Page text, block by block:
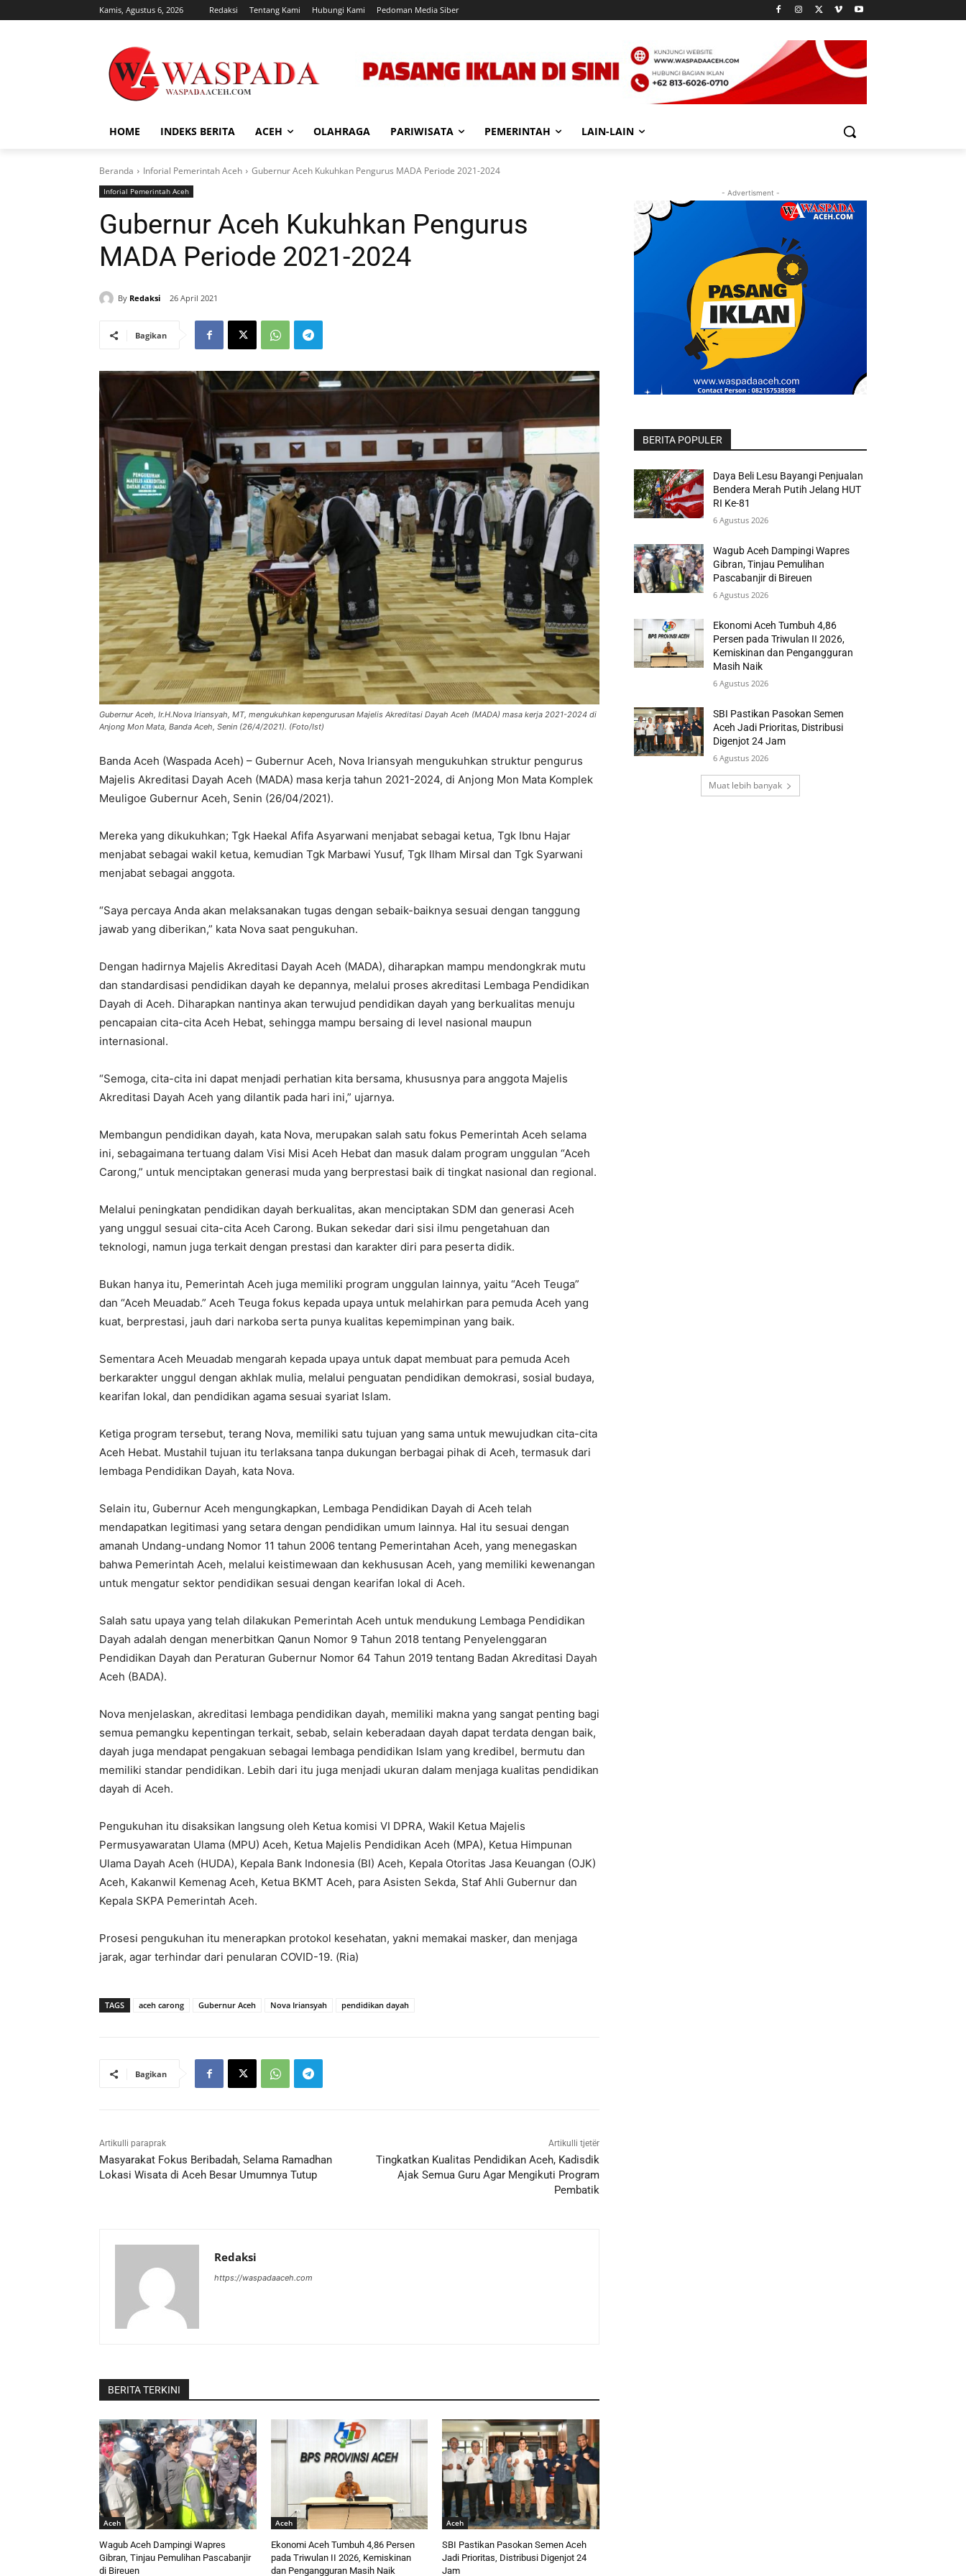
Kamis, Agustus 6, 2026 Redaksi Tentang Kami Hubungi Kami Pedoman Media Siber
HOME INDEKS BERITA ACEH OLAHRAGA PARIWISATA PEMERINTAH LAIN-LAIN
Beranda Inforial Pemerintah Aceh Gubernur Aceh Kukuhkan Pengurus MADA Periode 2021-2024
Inforial Pemerintah Aceh
Gubernur Aceh Kukuhkan Pengurus
MADA Periode 2021-2024
By Redaksi 26 April 2021
Bagikan
Gubernur Aceh, Ir.H.Nova Iriansyah, MT, mengukuhkan kepengurusan Majelis Akreditasi Dayah Aceh (MADA) masa kerja 2021-2024 di
Anjong Mon Mata, Banda Aceh, Senin (26/4/2021). (Foto/Ist)
Banda Aceh (Waspada Aceh) – Gubernur Aceh, Nova Iriansyah mengukuhkan struktur pengurus
Majelis Akreditasi Dayah Aceh (MADA) masa kerja tahun 2021-2024, di Anjong Mon Mata Komplek
Meuligoe Gubernur Aceh, Senin (26/04/2021).
Mereka yang dikukuhkan; Tgk Haekal Afifa Asyarwani menjabat sebagai ketua, Tgk Ibnu Hajar
menjabat sebagai wakil ketua, kemudian Tgk Marbawi Yusuf, Tgk Ilham Mirsal dan Tgk Syarwani
menjabat sebagai anggota.
“Saya percaya Anda akan melaksanakan tugas dengan sebaik-baiknya sesuai dengan tanggung
jawab yang diberikan,” kata Nova saat pengukuhan.
Dengan hadirnya Majelis Akreditasi Dayah Aceh (MADA), diharapkan mampu mendongkrak mutu
dan standardisasi pendidikan dayah ke depannya, melalui proses akreditasi Lembaga Pendidikan
Dayah di Aceh. Diharapkan nantinya akan terwujud pendidikan dayah yang berkualitas menuju
pencapaian cita-cita Aceh Hebat, sehingga mampu bersaing di level nasional maupun
internasional.
“Semoga, cita-cita ini dapat menjadi perhatian kita bersama, khususnya para anggota Majelis
Akreditasi Dayah Aceh yang dilantik pada hari ini,” ujarnya.
Membangun pendidikan dayah, kata Nova, merupakan salah satu fokus Pemerintah Aceh selama
ini, sebagaimana tertuang dalam Visi Misi Aceh Hebat dan masuk dalam program unggulan “Aceh
Carong,” untuk menciptakan generasi muda yang berprestasi baik di tingkat nasional dan regional.
Melalui peningkatan pendidikan dayah berkualitas, akan menciptakan SDM dan generasi Aceh
yang unggul sesuai cita-cita Aceh Carong. Bukan sekedar dari sisi ilmu pengetahuan dan
teknologi, namun juga terkait dengan prestasi dan karakter diri para peserta didik.
Bukan hanya itu, Pemerintah Aceh juga memiliki program unggulan lainnya, yaitu “Aceh Teuga”
dan “Aceh Meuadab.” Aceh Teuga fokus kepada upaya untuk melahirkan para pemuda Aceh yang
kuat, berprestasi, jauh dari narkoba serta punya kualitas kepemimpinan yang baik.
Sementara Aceh Meuadab mengarah kepada upaya untuk dapat membuat para pemuda Aceh
berkarakter unggul dengan akhlak mulia, melalui penguatan pendidikan demokrasi, sosial budaya,
kearifan lokal, dan pendidikan agama sesuai syariat Islam.
Ketiga program tersebut, terang Nova, memiliki satu tujuan yang sama untuk mewujudkan cita-cita
Aceh Hebat. Mustahil tujuan itu terlaksana tanpa dukungan berbagai pihak di Aceh, termasuk dari
lembaga Pendidikan Dayah, kata Nova.
Selain itu, Gubernur Aceh mengungkapkan, Lembaga Pendidikan Dayah di Aceh telah
mendapatkan legitimasi yang setara dengan pendidikan umum lainnya. Hal itu sesuai dengan
amanah Undang-undang Nomor 11 tahun 2006 tentang Pemerintahan Aceh, yang menegaskan
bahwa Pemerintah Aceh, melalui keistimewaan dan kekhususan Aceh, yang memiliki kewenangan
untuk mengatur sektor pendidikan sesuai dengan kearifan lokal di Aceh.
Salah satu upaya yang telah dilakukan Pemerintah Aceh untuk mendukung Lembaga Pendidikan
Dayah adalah dengan menerbitkan Qanun Nomor 9 Tahun 2018 tentang Penyelenggaran
Pendidikan Dayah dan Peraturan Gubernur Nomor 64 Tahun 2019 tentang Badan Akreditasi Dayah
Aceh (BADA).
Nova menjelaskan, akreditasi lembaga pendidikan dayah, memiliki makna yang sangat penting bagi
semua pemangku kepentingan terkait, sebab, selain keberadaan dayah dapat terdata dengan baik,
dayah juga mendapat pengakuan sebagai lembaga pendidikan Islam yang kredibel, bermutu dan
memiliki standar pendidikan. Lebih dari itu juga menjadi ukuran dalam menjaga kualitas pendidikan
dayah di Aceh.
Pengukuhan itu disaksikan langsung oleh Ketua komisi VI DPRA, Wakil Ketua Majelis
Permusyawaratan Ulama (MPU) Aceh, Ketua Majelis Pendidikan Aceh (MPA), Ketua Himpunan
Ulama Dayah Aceh (HUDA), Kepala Bank Indonesia (BI) Aceh, Kepala Otoritas Jasa Keuangan (OJK)
Aceh, Kakanwil Kemenag Aceh, Ketua BKMT Aceh, para Asisten Sekda, Staf Ahli Gubernur dan
Kepala SKPA Pemerintah Aceh.
Prosesi pengukuhan itu menerapkan protokol kesehatan, yakni memakai masker, dan menjaga
jarak, agar terhindar dari penularan COVID-19. (Ria)
TAGS aceh carong Gubernur Aceh Nova Iriansyah pendidikan dayah
Bagikan
Artikulli paraprak
Masyarakat Fokus Beribadah, Selama Ramadhan
Lokasi Wisata di Aceh Besar Umumnya Tutup
Artikulli tjetër
Tingkatkan Kualitas Pendidikan Aceh, Kadisdik
Ajak Semua Guru Agar Mengikuti Program
Pembatik
Redaksi
https://waspadaaceh.com
BERITA TERKINI
Aceh
Wagub Aceh Dampingi Wapres
Gibran, Tinjau Pemulihan Pascabanjir
di Bireuen
Aceh
Ekonomi Aceh Tumbuh 4,86 Persen
pada Triwulan II 2026, Kemiskinan
dan Pengangguran Masih Naik
Aceh
SBI Pastikan Pasokan Semen Aceh
Jadi Prioritas, Distribusi Digenjot 24
Jam
- Advertisment -
BERITA POPULER
Daya Beli Lesu Bayangi Penjualan
Bendera Merah Putih Jelang HUT
RI Ke-81
6 Agustus 2026
Wagub Aceh Dampingi Wapres
Gibran, Tinjau Pemulihan
Pascabanjir di Bireuen
6 Agustus 2026
Ekonomi Aceh Tumbuh 4,86
Persen pada Triwulan II 2026,
Kemiskinan dan Pengangguran
Masih Naik
6 Agustus 2026
SBI Pastikan Pasokan Semen
Aceh Jadi Prioritas, Distribusi
Digenjot 24 Jam
6 Agustus 2026
Muat lebih banyak